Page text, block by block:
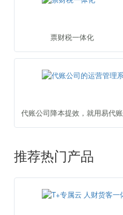
票财税一体化
代账公司降本提效，就用易代账
推荐热门产品